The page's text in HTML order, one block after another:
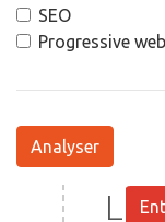
SEO
Progressive
Analyser